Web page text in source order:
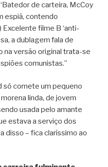
de carteira, McCoy
espiã, contendo
filme B ‘anti-
a dublagem fala de
na versão original trata-se
comunistas.”
só comete um pequeno
linda, de jovem
usada pelo amante
estava a serviço dos
disso – fica claríssimo ao